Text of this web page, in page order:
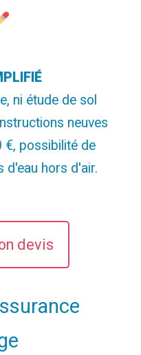
ni étude de sol
neuves
€, possibilité de
d'eau hors d'air.
devis